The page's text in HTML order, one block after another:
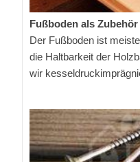
Fußboden als
Der Fußboden ist
die Haltbarkeit der
wir